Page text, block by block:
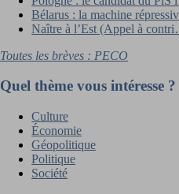
Bélarus : la machine
Naître à l’Est (Appel à
Toutes les brèves : PECO
Quel thème vous intéresse ?
Culture
Économie
Géopolitique
Politique
Société